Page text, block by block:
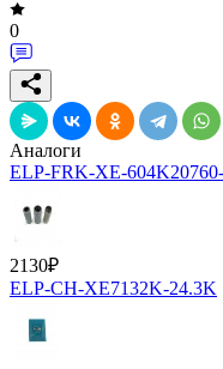
0
Аналоги
ELP-FRK-XE-
2130₽
ELP-CH-XE7132K-24.3K